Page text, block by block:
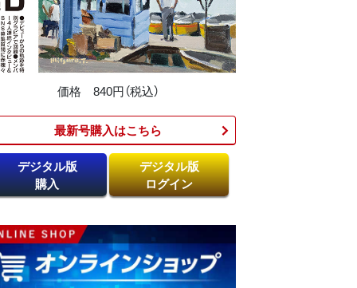
価格 840円（税込）
最新号購入はこちら​
デジタル版
購入
デジタル版
ログイン